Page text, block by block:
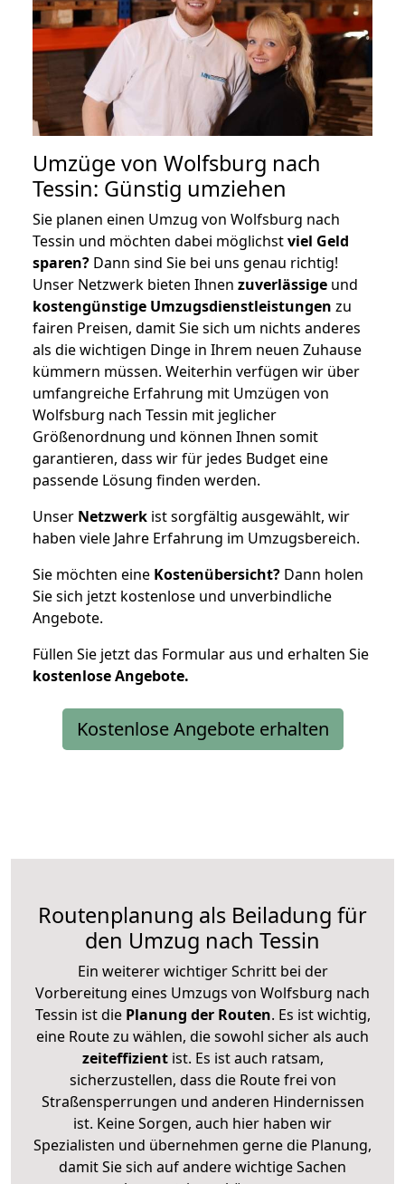
Umzüge von Wolfsburg nach
Tessin: Günstig umziehen
Sie planen einen Umzug von Wolfsburg nach
Tessin und möchten dabei möglichstviel Geld
sparen? Dann sind Sie bei uns genau richtig!
Unser Netzwerk bieten Ihnen zuverlässige und
kostengünstige Umzugsdienstleistungen zu
fairen Preisen, damit Sie sich um nichts anderes
als die wichtigen Dinge in Ihrem neuen Zuhause
kümmern müssen. Weiterhin verfügen wir über
umfangreiche Erfahrung mit Umzügen von
Wolfsburg nach Tessin mit jeglicher
Größenordnung und können Ihnen somit
garantieren, dass wir für jedes Budget eine
passende Lösung finden werden.
Unser Netzwerk ist sorgfältig ausgewählt, wir
haben viele Jahre Erfahrung im Umzugsbereich.
Sie möchten eine Kostenübersicht? Dann holen
Sie sich jetzt kostenlose und unverbindliche
Angebote.
Füllen Sie jetzt das Formular aus und erhalten Sie
kostenloseAngebote.
Kostenlose Angebote erhalten
Routenplanung als Beiladung für
den Umzug nach Tessin
Ein weiterer wichtiger Schritt bei der
Vorbereitung eines Umzugs von Wolfsburg nach
Tessin ist diePlanung der Routen. Es ist wichtig,
eine Route zu wählen, die sowohl sicher als auch
zeiteffizientist. Es ist auch ratsam,
sicherzustellen, dass die Route frei von
Straßensperrungen und anderen Hindernissen
ist. Keine Sorgen, auch hier haben wir
Spezialisten und übernehmen gerne die Planung,
damit Sie sich auf andere wichtige Sachen